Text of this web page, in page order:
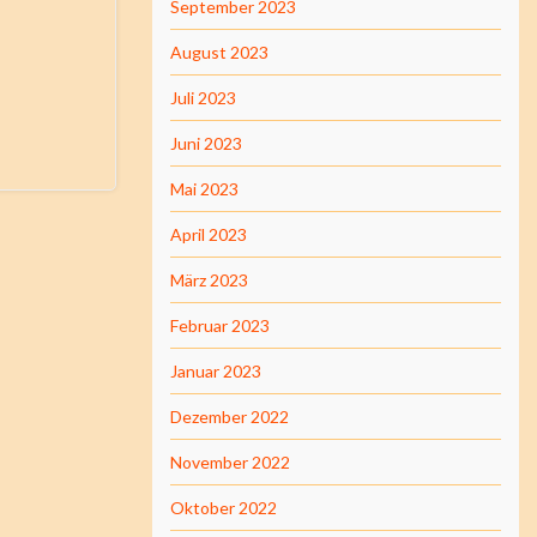
September 2023
August 2023
Juli 2023
Juni 2023
Mai 2023
April 2023
März 2023
Februar 2023
Januar 2023
Dezember 2022
November 2022
Oktober 2022